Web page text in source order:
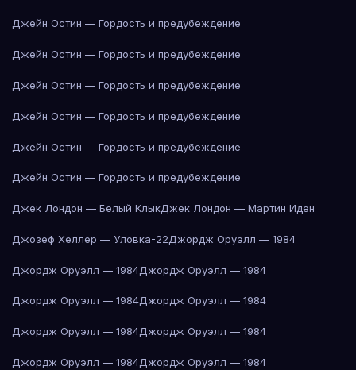
Джейн Остин — Гордость и предубеждение
Джейн Остин — Гордость и предубеждение
Джейн Остин — Гордость и предубеждение
Джейн Остин — Гордость и предубеждение
Джейн Остин — Гордость и предубеждение
Джейн Остин — Гордость и предубеждение
Джек Лондон — Белый КлыкДжек Лондон — Мартин Иден
Джозеф Хеллер — Уловка-22Джордж Оруэлл — 1984
Джордж Оруэлл — 1984Джордж Оруэлл — 1984
Джордж Оруэлл — 1984Джордж Оруэлл — 1984
Джордж Оруэлл — 1984Джордж Оруэлл — 1984
Джордж Оруэлл — 1984Джордж Оруэлл — 1984